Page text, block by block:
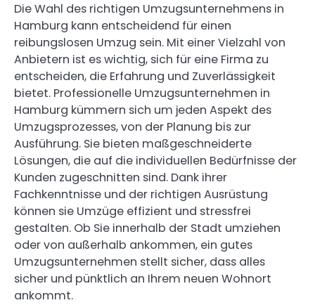
Die Wahl des richtigen Umzugsunternehmens in
Hamburg kann entscheidend für einen
reibungslosen Umzug sein. Mit einer Vielzahl von
Anbietern ist es wichtig, sich für eine Firma zu
entscheiden, die Erfahrung und Zuverlässigkeit
bietet. Professionelle Umzugsunternehmen in
Hamburg kümmern sich um jeden Aspekt des
Umzugsprozesses, von der Planung bis zur
Ausführung. Sie bieten maßgeschneiderte
Lösungen, die auf die individuellen Bedürfnisse der
Kunden zugeschnitten sind. Dank ihrer
Fachkenntnisse und der richtigen Ausrüstung
können sie Umzüge effizient und stressfrei
gestalten. Ob Sie innerhalb der Stadt umziehen
oder von außerhalb ankommen, ein gutes
Umzugsunternehmen stellt sicher, dass alles
sicher und pünktlich an Ihrem neuen Wohnort
ankommt.